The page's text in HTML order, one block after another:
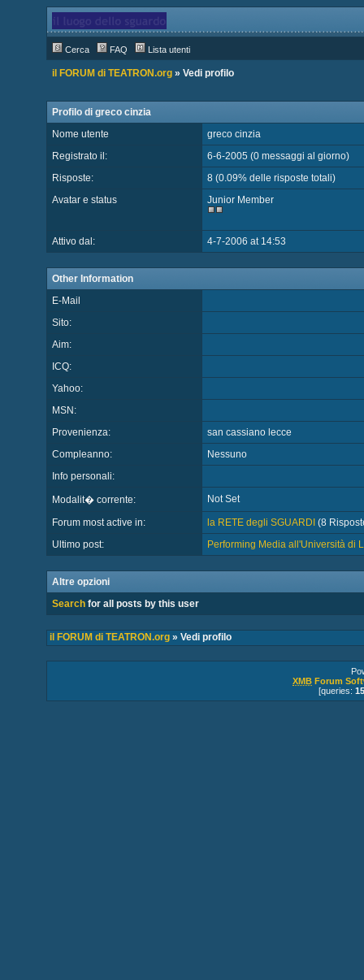
Cerca FAQ Lista utenti
il FORUM di TEATRON.org» Vedi profilo
Profilo di greco cinzia
Nome utente
greco cinzia
Registrato il:
6-6-2005 (0 messaggi al giorno)
Risposte:
8 (0.09% delle risposte totali)
Avatar e status
Junior Member
Attivo dal: 4-7-2006 at 14:53
Other Information
E-Mail
Sito:
Aim:
ICQ:
Yahoo:
MSN:
Provenienza:
san cassiano lecce
Compleanno:
Nessuno
Info personali:
Modalit� corrente: Not Set
Forum most active in: la RETE degli SGUARDI (8
Ultimo post:
Performing Media all'Università di
Altre opzioni
Searchfor all posts by this user
il FORUM di TEATRON.org» Vedi profilo
XMB Forum
[queries: 15